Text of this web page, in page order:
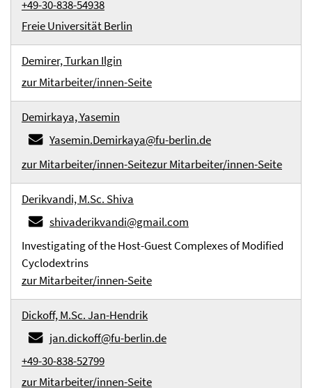
+49-30-838-54938
Freie Universität Berlin
Demirer, Turkan Ilgin
zur Mitarbeiter/innen-Seite
Demirkaya, Yasemin
Yasemin.Demirkaya@fu-berlin.de
zur Mitarbeiter/innen-Seitezur Mitarbeiter/innen-Seite
Derikvandi, M.Sc. Shiva
shivaderikvandi@gmail.com
Investigating of the Host-Guest Complexes of Modified
Cyclodextrins
zur Mitarbeiter/innen-Seite
Dickoff, M.Sc. Jan-Hendrik
jan.dickoff@fu-berlin.de
+49-30-838-52799
zur Mitarbeiter/innen-Seite